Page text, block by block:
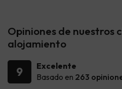
Opiniones de nuestros
alojamiento
9
Excelente
Basado en 263